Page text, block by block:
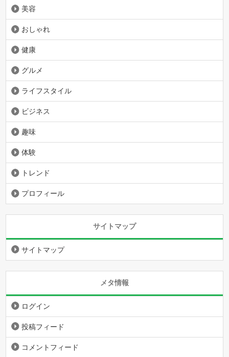
美容
おしゃれ
健康
グルメ
ライフスタイル
ビジネス
趣味
体験
トレンド
プロフィール
サイトマップ
サイトマップ
メタ情報
ログイン
投稿フィード
コメントフィード